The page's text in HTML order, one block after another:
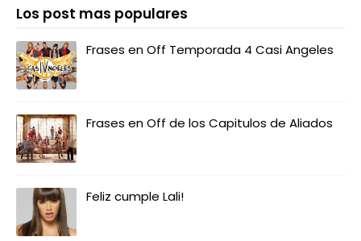
Los post mas populares
Frases en Off Temporada 4 Casi Angeles
Frases en Off de los Capitulos de Aliados
Feliz cumple Lali!